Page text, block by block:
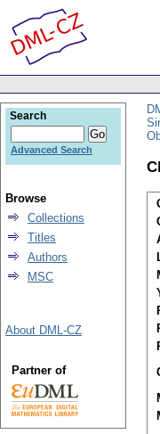
Search
Advanced Search
Browse
Collections
Titles
Authors
MSC
About DML-CZ
Partner of